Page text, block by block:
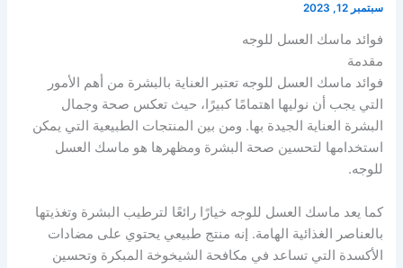
سبتمبر 12, 2023
فوائد ماسك العسل للوجه
مقدمة
فوائد ماسك العسل للوجه تعتبر العناية بالبشرة من أهم الأمور
التي يجب أن نوليها اهتمامًا كبيرًا، حيث تعكس صحة وجمال
البشرة العناية الجيدة بها. ومن بين المنتجات الطبيعية التي يمكن
استخدامها لتحسين صحة البشرة ومظهرها هو ماسك العسل
للوجه.
كما يعد ماسك العسل للوجه خيارًا رائعًا لترطيب البشرة وتغذيتها
بالعناصر الغذائية الهامة. إنه منتج طبيعي يحتوي على مضادات
الأكسدة التي تساعد في مكافحة الشيخوخة المبكرة وتحسين